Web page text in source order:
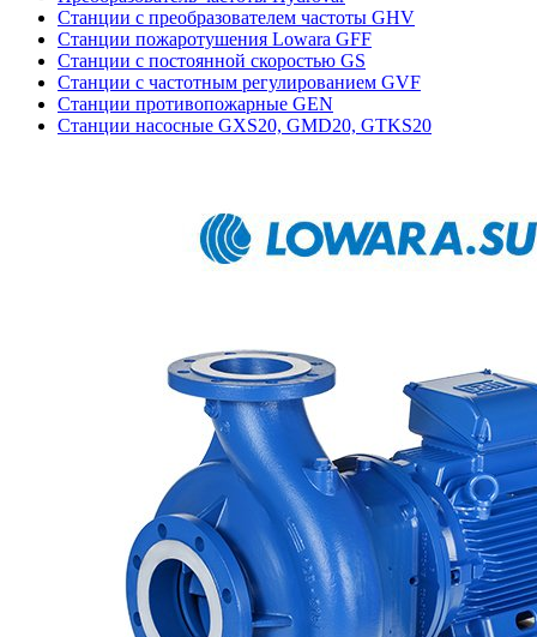
Станции с преобразователем частоты GHV
Станции пожаротушения Lowara GFF
Станции с постоянной скоростью GS
Станции с частотным регулированием GVF
Станции противопожарные GEN
Станции насосные GXS20, GMD20, GTKS20